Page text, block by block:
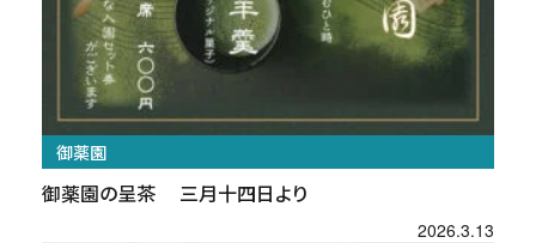
御薬園
御薬園の呈茶 三月十四日より
2026.3.13